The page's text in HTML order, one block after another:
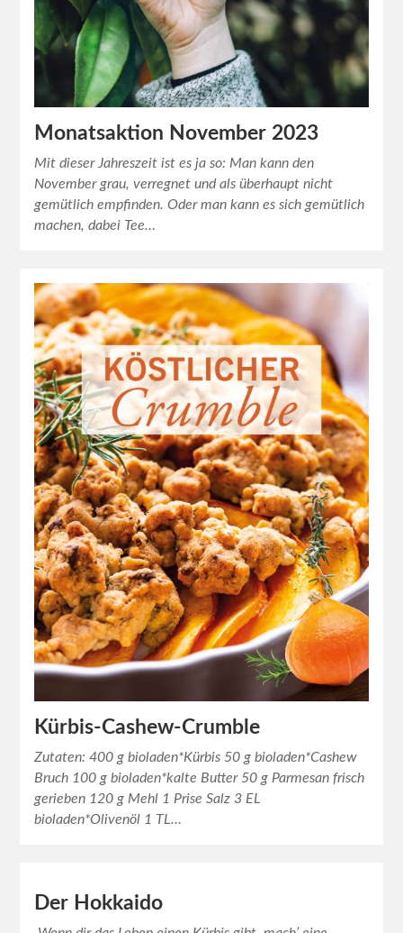
Monatsaktion November 2023
Mit dieser Jahreszeit ist es ja so: Man kann den
November grau, verregnet und als überhaupt nicht
gemütlich empfinden. Oder man kann es sich gemütlich
machen, dabei Tee…
Kürbis-Cashew-Crumble
Zutaten: 400 g bioladen*Kürbis 50 g bioladen*Cashew
Bruch 100 g bioladen*kalte Butter 50 g Parmesan frisch
gerieben 120 g Mehl 1 Prise Salz 3 EL
bioladen*Olivenöl 1 TL…
Der Hokkaido